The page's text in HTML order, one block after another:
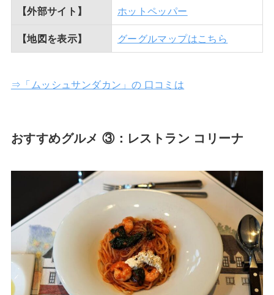
【外部サイト】 ホットペッパー
【地図を表示】 グーグルマップはこちら
⇒「ムッシュサンダカン」の 口コミは
おすすめグルメ ③：レストラン コリーナ